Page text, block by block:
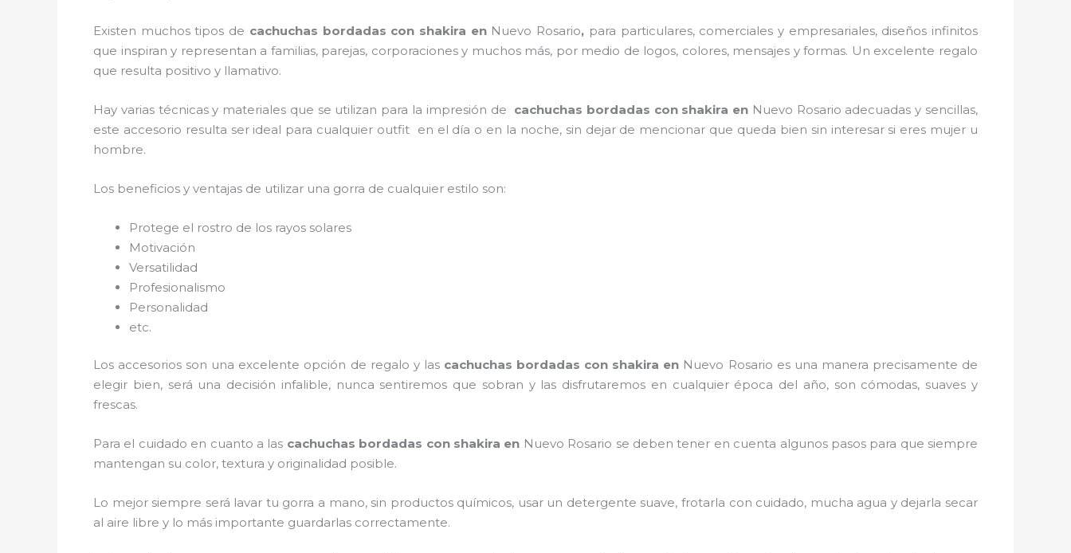
Existen muchos tipos de cachuchas bordadas con shakira en Nuevo Rosario, para particulares, comerciales y empresariales, diseños infinitos
que inspiran y representan a familias, parejas, corporaciones y muchos más, por medio de logos, colores, mensajes y formas. Un excelente regalo
que resulta positivo y llamativo.
Hay varias técnicas y materiales que se utilizan para la impresión de cachuchas bordadas con shakira en Nuevo Rosario adecuadas y sencillas,
este accesorio resulta ser ideal para cualquier outfit en el día o en la noche, sin dejar de mencionar que queda bien sin interesar si eres mujer u
hombre.
Los beneficios y ventajas de utilizar una gorra de cualquier estilo son:
Protege el rostro de los rayos solares
Motivación
Versatilidad
Profesionalismo
Personalidad
etc.
Los accesorios son una excelente opción de regalo y las cachuchas bordadas con shakira en Nuevo Rosario es una manera precisamente de
elegir bien, será una decisión infalible, nunca sentiremos que sobran y las disfrutaremos en cualquier época del año, son cómodas, suaves y
frescas.
Para el cuidado en cuanto a las cachuchas bordadas con shakira en Nuevo Rosario se deben tener en cuenta algunos pasos para que siempre
mantengan su color, textura y originalidad posible.
Lo mejor siempre será lavar tu gorra a mano, sin productos químicos, usar un detergente suave, frotarla con cuidado, mucha agua y dejarla secar
al aire libre y lo más importante guardarlas correctamente.